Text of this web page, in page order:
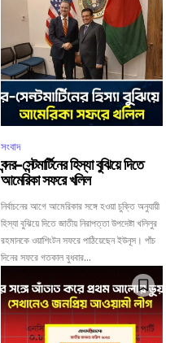
সংবাদ
বন্দর-সেন্টমার্টিনের হিস্যা বুঝিয়ে দিতে
আমেরিকা সফরে খলিল
নির্বাচনের আগে আমেরিকার সঙ্গে হওয়া চুক্তি অনুযায়ী
হিস্যা বুঝিয়ে দিতে জাতীয় নিরাপত্তা উপদেষ্টা খলিলুর
রহমানকে ওয়াশিংটন সফরে পাঠিয়েছেন ইউনূস। পাঁচ
দিনের সফরে গতকাল বুধবার...